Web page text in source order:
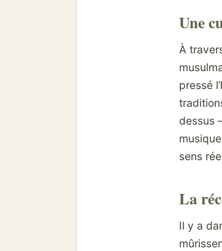
Une
À
pressé
dessus
sens
La
Il y a